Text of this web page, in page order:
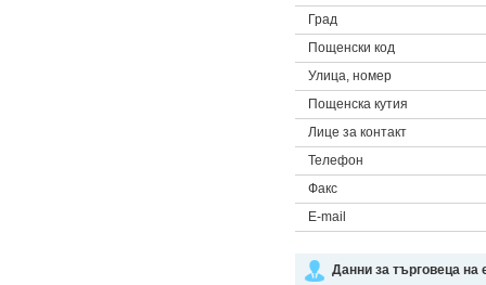
Град
Пощенски код
Улица, номер
Пощенска кутия
Лице за контакт
Телефон
Факс
E-mail
Данни за търговеца на